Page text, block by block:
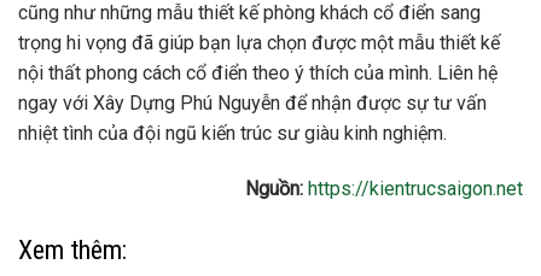
cũng như những mẫu thiết kế phòng khách cổ điển sang
trọng hi vọng đã giúp bạn lựa chọn được một mẫu thiết kế
nội thất phong cách cổ điển theo ý thích của mình. Liên hệ
ngay với Xây Dựng Phú Nguyễn để nhận được sự tư vấn
nhiệt tình của đội ngũ kiến ​​trúc sư giàu kinh nghiệm.
Nguồn: https://kientrucsaigon.net
Xem thêm: